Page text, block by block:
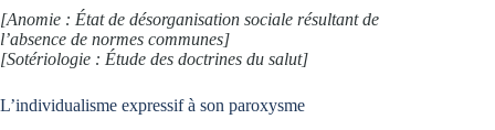
[Anomie : État de désorganisation sociale résultant de
l’absence de normes communes]
[Sotériologie : Étude des doctrines du salut]
L’individualisme expressif à son paroxysme